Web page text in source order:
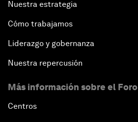
Nuestra estrategia
Cómo trabajamos
Liderazgo y gobernanza
Nuestra repercusión
Más información sobre el Foro
Centros